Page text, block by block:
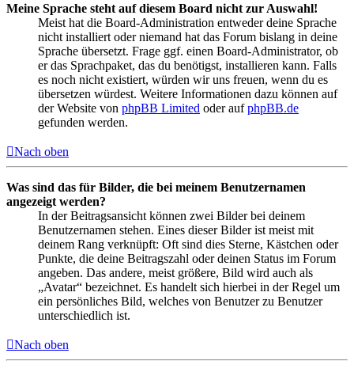
Meine Sprache steht auf diesem Board nicht zur Auswahl!
Meist hat die Board-Administration entweder deine Sprache
nicht installiert oder niemand hat das Forum bislang in deine
Sprache übersetzt. Frage ggf. einen Board-Administrator, ob
er das Sprachpaket, das du benötigst, installieren kann. Falls
es noch nicht existiert, würden wir uns freuen, wenn du es
übersetzen würdest. Weitere Informationen dazu können auf
der Website von phpBB Limited oder aufphpBB.de
gefunden werden.
Nach oben
Was sind das für Bilder, die bei meinem Benutzernamen
angezeigt werden?
In der Beitragsansicht können zwei Bilder bei deinem
Benutzernamen stehen. Eines dieser Bilder ist meist mit
deinem Rang verknüpft: Oft sind dies Sterne, Kästchen oder
Punkte, die deine Beitragszahl oder deinen Status im Forum
angeben. Das andere, meist größere, Bild wird auch als
„Avatar“ bezeichnet. Es handelt sich hierbei in der Regel um
ein persönliches Bild, welches von Benutzer zu Benutzer
unterschiedlich ist.
Nach oben